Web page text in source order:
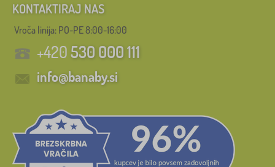
KONTAKTIRAJ NAS
Vroča linija: PO-PE 8:00-16:00
+420530 000 111
info@banaby.si